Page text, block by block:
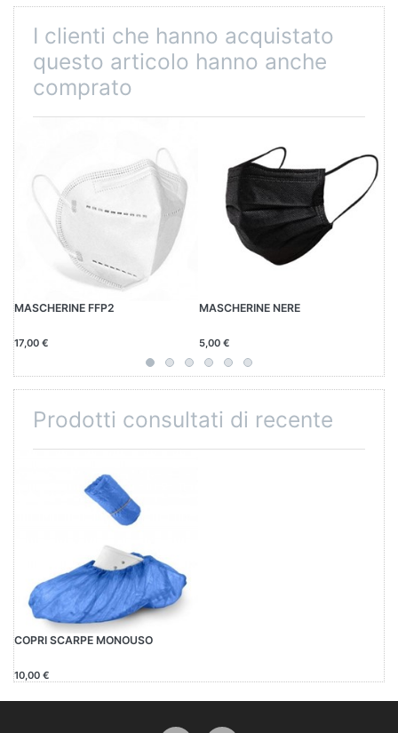
I clienti che hanno acquistato
questo articolo hanno anche
comprato
MASCHERINE FFP2
17,00 €
MASCHERINE NERE
5,00 €
Prodotti consultati di recente
COPRI SCARPE MONOUSO
10,00 €